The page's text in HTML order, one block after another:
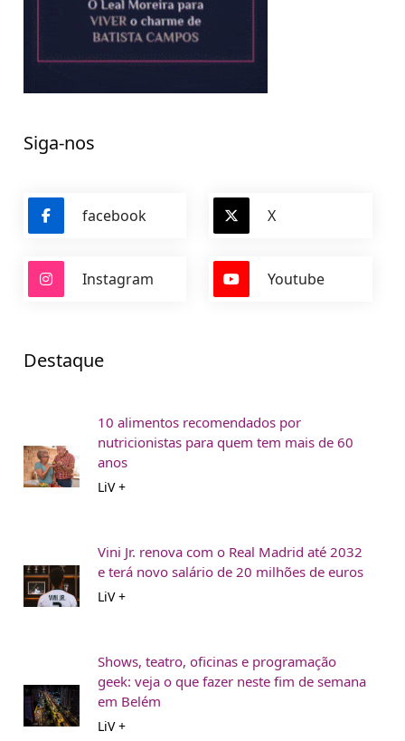
Siga-nos
facebook X
Instagram Youtube
Destaque
10 alimentos recomendados por
nutricionistas para quem tem mais de 60
anos
LiV +
Vini Jr. renova com o Real Madrid até 2032
e terá novo salário de 20 milhões de euros
LiV +
Shows, teatro, oficinas e programação
geek: veja o que fazer neste fim de semana
em Belém
LiV +